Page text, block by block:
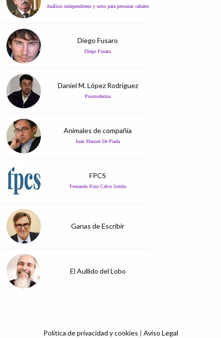
Análisis independiente y serio para personas cabales
Diego Fusaro
Diego Fusaro
Daniel M. López Rodríguez
Posmodernia
Animales de compañía
Juan Manuel De Prada
FPCS
Fernando Pino Calvo Sotelo
Ganas de Escribir
El Aullido del Lobo
Política de privacidad y cookies | Aviso Legal